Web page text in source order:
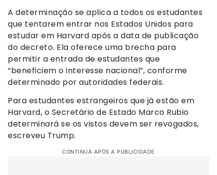
A determinação se aplica a todos os estudantes
que tentarem entrar nos Estados Unidos para
estudar em Harvard após a data de publicação
do decreto. Ela oferece uma brecha para
permitir a entrada de estudantes que
“beneficiem o interesse nacional”, conforme
determinado por autoridades federais.
Para estudantes estrangeiros que já estão em
Harvard, o Secretário de Estado Marco Rubio
determinará se os vistos devem ser revogados,
escreveu Trump.
CONTINUA APÓS A PUBLICIDADE